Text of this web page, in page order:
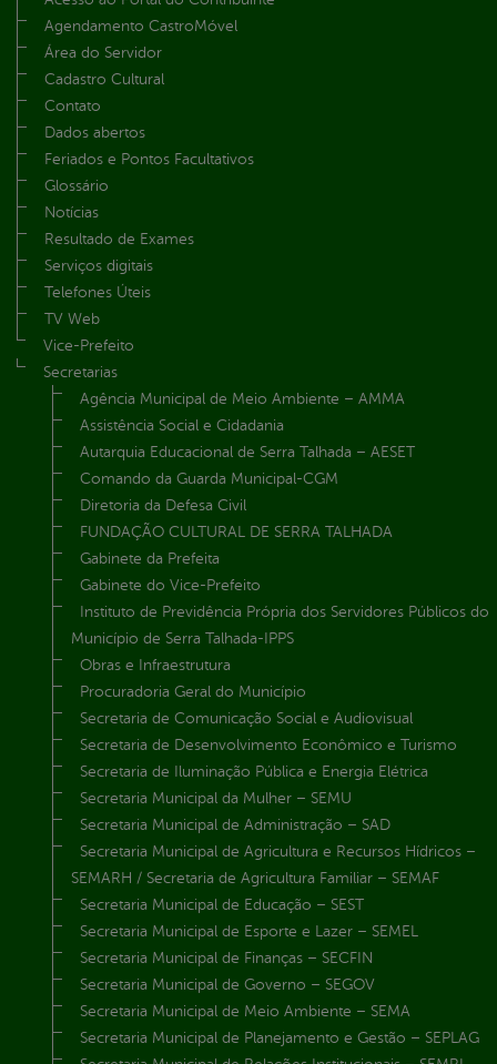
Agendamento CastroMóvel
Área do Servidor
Cadastro Cultural
Contato
Dados abertos
Feriados e Pontos Facultativos
Glossário
Notícias
Resultado de Exames
Serviços digitais
Telefones Úteis
TV Web
Vice-Prefeito
Secretarias
Agência Municipal de Meio Ambiente – AMMA
Assistência Social e Cidadania
Autarquia Educacional de Serra Talhada – AESET
Comando da Guarda Municipal-CGM
Diretoria da Defesa Civil
FUNDAÇÃO CULTURAL DE SERRA TALHADA
Gabinete da Prefeita
Gabinete do Vice-Prefeito
Instituto de Previdência Própria dos Servidores Públicos do
Município de Serra Talhada-IPPS
Obras e Infraestrutura
Procuradoria Geral do Município
Secretaria de Comunicação Social e Audiovisual
Secretaria de Desenvolvimento Econômico e Turismo
Secretaria de Iluminação Pública e Energia Elétrica
Secretaria Municipal da Mulher – SEMU
Secretaria Municipal de Administração – SAD
Secretaria Municipal de Agricultura e Recursos Hídricos –
SEMARH / Secretaria de Agricultura Familiar – SEMAF
Secretaria Municipal de Educação – SEST
Secretaria Municipal de Esporte e Lazer – SEMEL
Secretaria Municipal de Finanças – SECFIN
Secretaria Municipal de Governo – SEGOV
Secretaria Municipal de Meio Ambiente – SEMA
Secretaria Municipal de Planejamento e Gestão – SEPLAG